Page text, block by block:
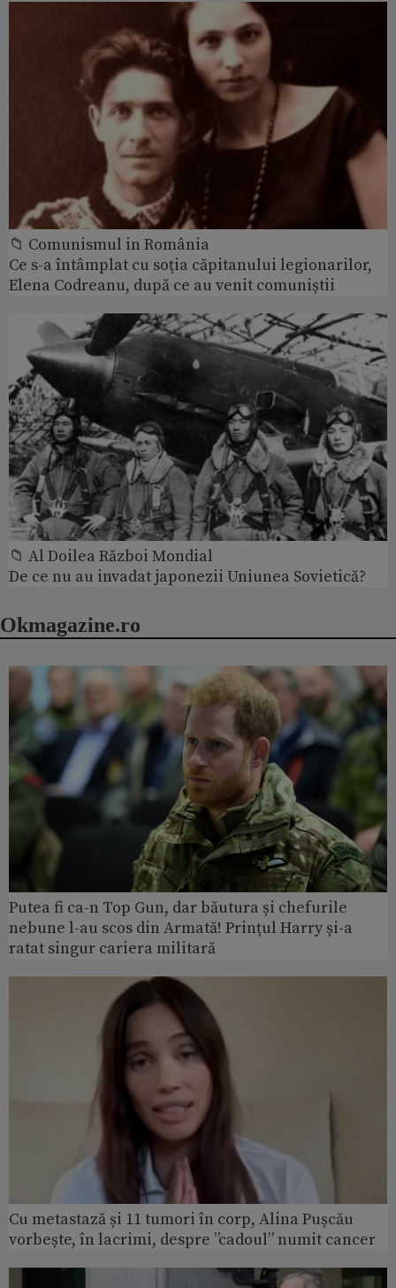
📁 Comunismul in România
Ce s-a întâmplat cu soţia căpitanului legionarilor,
Elena Codreanu, după ce au venit comuniștii
📁 Al Doilea Război Mondial
De ce nu au invadat japonezii Uniunea Sovietică?
Okmagazine.ro
Putea fi ca-n Top Gun, dar băutura și chefurile
nebune l-au scos din Armată! Prințul Harry și-a
ratat singur cariera militară
Cu metastază și 11 tumori în corp, Alina Pușcău
vorbește, în lacrimi, despre ”cadoul” numit cancer